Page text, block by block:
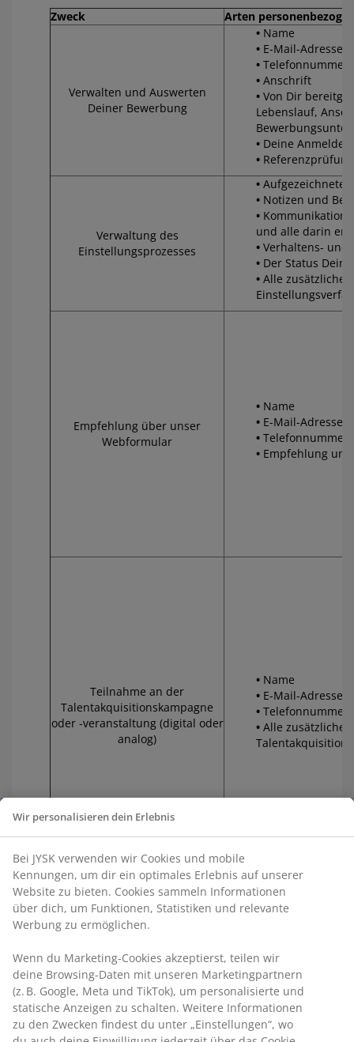
Zweck
Arten
Verwalten und Auswerten
Deiner Bewerbung
Name
E-Mail-Adresse
Telefonnummer
Anschrift
Von Dir
Lebenslauf,
Deine
Verwaltung des
Einstellungsprozesses
Notizen und
Kommunikation
und alle darin
Verhaltens- und
Der Status
Alle
Empfehlung über unser
Webformular
Name
E-Mail-Adresse
Telefonnummer
Empfehlung
Teilnahme an der
Talentakquisitionskampagne
oder -veranstaltung (digital oder
analog)
Name
E-Mail-Adresse
Telefonnummer
Alle
Cookie-Aktivität
IP-Adresse
Zeitstempel
Wir personalisieren dein Erlebnis
Bei JYSK verwenden wir Cookies und mobile
Kennungen, um dir ein optimales Erlebnis auf unserer
Website zu bieten. Cookies sammeln Informationen
über dich, um Funktionen, Statistiken und relevante
Werbung zu ermöglichen.
Wenn du Marketing-Cookies akzeptierst, teilen wir
deine Browsing-Daten mit unseren Marketingpartnern
(z. B. Google, Meta und TikTok), um personalisierte und
statische Anzeigen zu schalten. Weitere Informationen
zu den Zwecken findest du unter „Einstellungen“, wo